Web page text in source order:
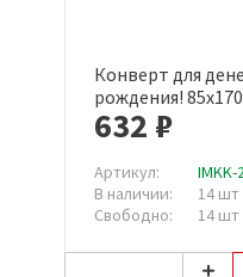
Конверт для
рождения!
штук в упаковке,
632 ₽
Артикул:
IMKK-
В наличии:
14 шт
Свободно:
14 шт